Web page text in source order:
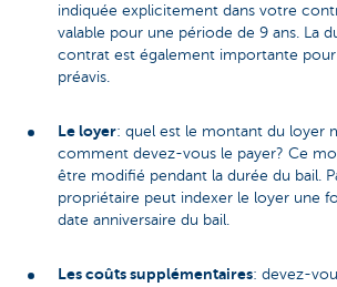
indiquée explicitement dans votre
valable pour une période de 9 ans. La
contrat est également importante
préavis.
Le loyer: quel est le montant du loyer
comment devez-vous le payer? Ce
être modifié pendant la durée du bail.
propriétaire peut indexer le loyer une
date anniversaire du bail.
Les coûts supplémentaires: devez-